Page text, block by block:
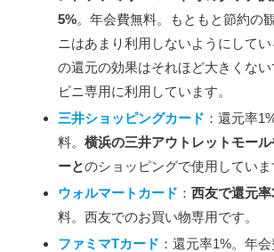
5%。年会費無料。もともと節約の
ニはあまり利用しないようにしてい
の還元の効果はそれほど大きくな
ビニ専用に利用しています。
三井ショッピングカード ：還元率
料。 横浜の三井アウトレットモー
ーとのショッピングで使用していま
ウォルマートカード ： 西友で還元率
料。西友でのお買い物専用です。
ファミマTカード ：還元率1%。年会